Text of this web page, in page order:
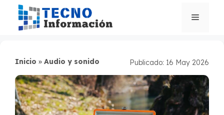
Saltar
contenido
Menú
Inicio » Audio y sonido Publicado: 16 May 2026